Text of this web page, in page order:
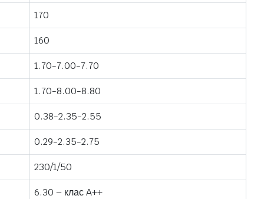
170
160
1.70-7.00-7.70
1.70-8.00-8.80
0.38-2.35-2.55
0.29-2.35-2.75
230/1/50
6.30 – клас A++